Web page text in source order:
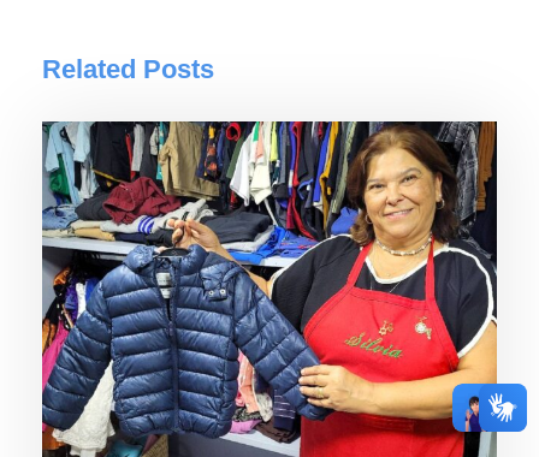
Related Posts